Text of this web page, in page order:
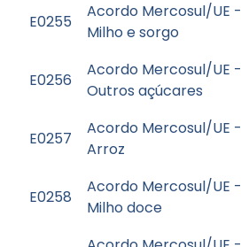
E0255
Acordo Mercosul/UE -
Milho e sorgo
E0256
Acordo Mercosul/UE -
Outros açúcares
E0257
Acordo Mercosul/UE -
Arroz
E0258
Acordo Mercosul/UE -
Milho doce